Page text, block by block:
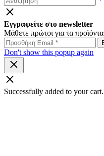
Εγγραφείτε στο newsletter
Μάθετε πρώτοι για τα
Don't show this popup again
Successfully added to your cart.